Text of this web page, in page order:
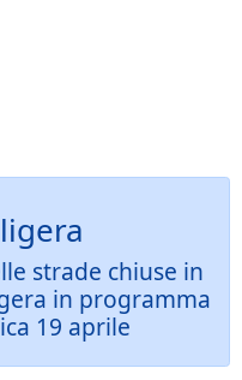
strade chiuse in
in programma
19 aprile